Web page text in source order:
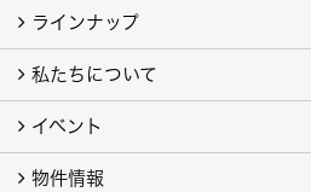
お客様の声
注文住宅フォトギャラリー
建売住宅フォトギャラリー（別サ
旧 注文住宅 施工事例（別サイト）
ラインナップ
私たちの家
ラビングホームの家「type L」「
例えば ピアノが思い切り弾ける家
私たちについて
会社案内
代表挨拶
スタッフブログ
ISO9001
トピックス
事業所／店舗／モデルハウス
プライバシーポリシー
YouTube チャンネル
提携している法律事務所
イベント
イベント予告
イベント報告
物件情報